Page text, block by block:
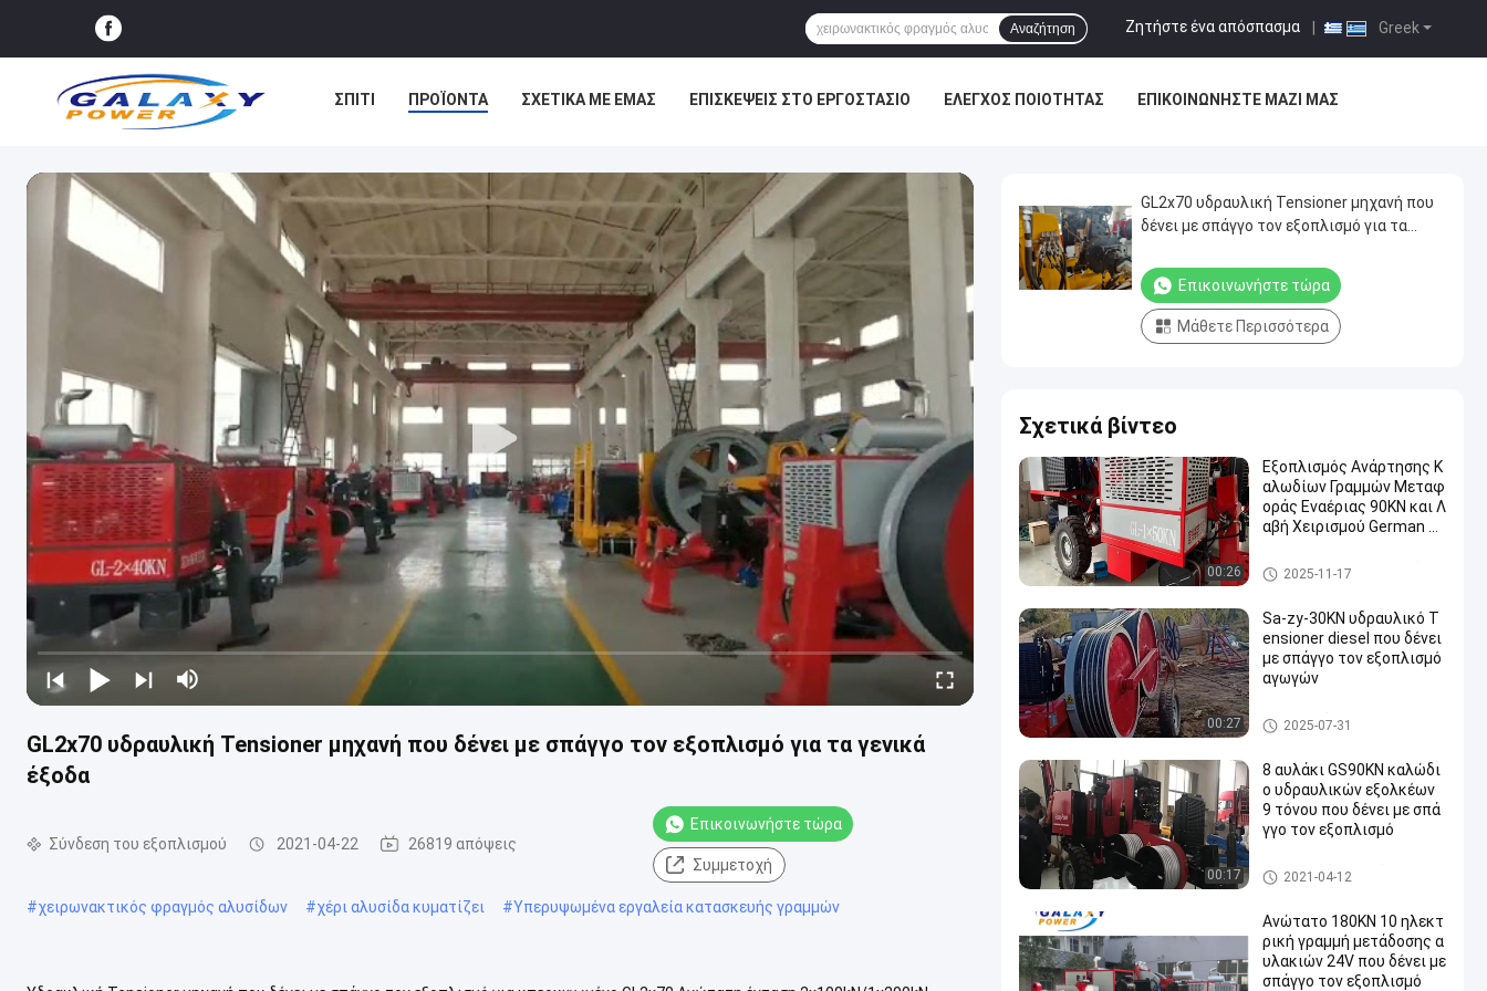
Greek
Ζητήστε ένα απόσπασμα
Αναζήτηση
ΣΠΊΤΙ ΠΡΟΪΌΝΤΑ ΣΧΕΤΙΚΆ ΜΕ ΕΜΆΣ ΕΠΙΣΚΈΨΕΙΣ ΣΤΟ ΕΡΓΟΣΤΆΣΙΟ ΈΛΕΓΧΟΣ ΠΟΙΌΤΗΤΑΣ ΕΠΙΚΟΙΝΩΝΉΣΤΕ ΜΑΖΊ ΜΑΣ
GL2x70 υδραυλική Tensioner μηχανή που δένει με σπάγγο τον εξοπλισμό για τα γενικά
έξοδα
Σύνδεση του εξοπλισμού 2021-04-22 26819 απόψεις
Επικοινωνήστε τώρα
Συμμετοχή
#χειρωνακτικός φραγμός αλυσίδων #χέρι αλυσίδα κυματίζει #Υπερυψωμένα εργαλεία κατασκευής γραμμών
GL2x70 υδραυλική Tensioner μηχανή που
δένει με σπάγγο τον εξοπλισμό για τα
Επικοινωνήστε τώρα
Μάθετε Περισσότερα
Σχετικά βίντεο
00:26
Εξοπλισμός Ανάρτησης Κ
αλωδίων Γραμμών Μεταφ
οράς Εναέριας 90KN και Λ
αβή Χειρισμού German R
Σύνδεση του εξοπλισμού
2025-11-17
00:27
Sa-zy-30KN υδραυλικό T
ensioner diesel που δένει
με σπάγγο τον εξοπλισμό
αγωγών
υδραυλικό tensioner καλωδί
ων
2025-07-31
00:17
8 αυλάκι GS90KN καλώδι
ο υδραυλικών εξολκέων
9 τόνου που δένει με σπά
γγο τον εξοπλισμό
ηλεκτροφόρο καλώδιο που δ
ένει με σπάγγο τον εξοπλισμ
2021-04-12
Ανώτατο 180KN 10 ηλεκτ
ρική γραμμή μετάδοσης α
υλακιών 24V που δένει με
σπάγγο τον εξοπλισμό